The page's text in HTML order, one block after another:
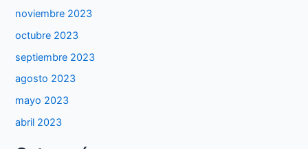
noviembre 2023
octubre 2023
septiembre 2023
agosto 2023
mayo 2023
abril 2023